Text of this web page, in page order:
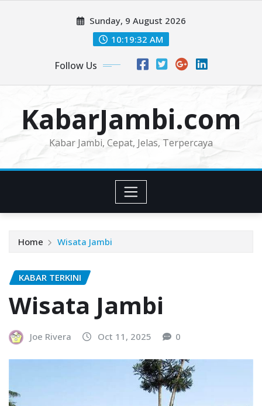
Sunday, 9 August 2026
10:19:33 AM
Follow Us
KabarJambi.com
Kabar Jambi, Cepat, Jelas, Terpercaya
Home Wisata Jambi
KABAR TERKINI
Wisata Jambi
Joe Rivera Oct 11, 2025 0